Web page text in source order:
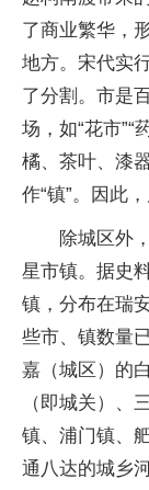
了商业繁华，
地方。宋代实
了分割。市是
场，如“花市”“
橘、茶叶、漆
作“镇”。因此
除城区外
星市镇。据史
镇，分布在瑞
些市、镇数量
嘉（城区）的
（即城关）、
镇、浦门镇、
通八达的城乡